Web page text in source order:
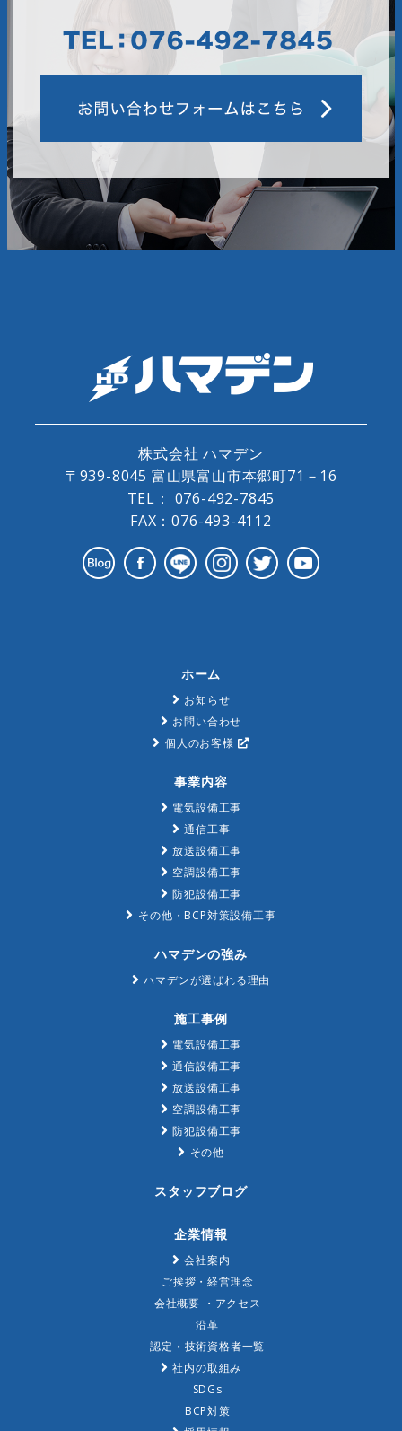
株式会社 ハマデン
〒939-8045 富山県富山市本郷町71－16
TEL： 076-492-7845
FAX：076-493-4112
ホーム
お知らせ
お問い合わせ
個人のお客様
事業内容
電気設備工事
通信工事
放送設備工事
空調設備工事
防犯設備工事
その他・BCP対策設備工事
ハマデンの強み
ハマデンが選ばれる理由
施工事例
電気設備工事
通信設備工事
放送設備工事
空調設備工事
防犯設備工事
その他
スタッフブログ
企業情報
会社案内
ご挨拶・経営理念
会社概要 ・アクセス
沿革
認定・技術資格者一覧
社内の取組み
SDGs
BCP対策